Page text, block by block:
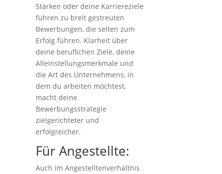
Stärken oder deine Karriereziele
führen zu breit gestreuten
Bewerbungen, die selten zum
Erfolg führen. Klarheit über
deine beruflichen Ziele, deine
Alleinstellungsmerkmale und
die Art des Unternehmens, in
dem du arbeiten möchtest,
macht deine
Bewerbungsstrategie
zielgerichteter und
erfolgreicher.
Für Angestellte:
Auch im Angestelltenverhältnis